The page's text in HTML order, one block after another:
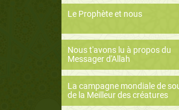
Le Prophète et nous
Nous t'avons lu à propos du
Messager d'Allah
La campagne mondiale de
de la Meilleur des créatures